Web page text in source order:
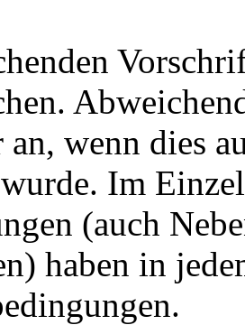
wenn dies
Im
(auch
haben in